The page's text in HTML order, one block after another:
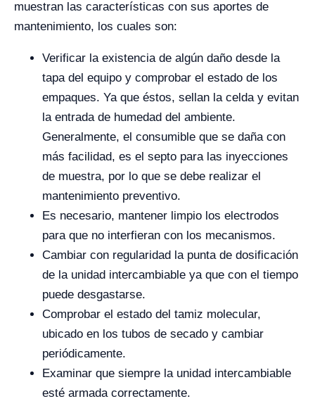
muestran las características con sus aportes de
mantenimiento, los cuales son:
Verificar la existencia de algún daño desde la
tapa del equipo y comprobar el estado de los
empaques. Ya que éstos, sellan la celda y evitan
la entrada de humedad del ambiente.
Generalmente, el consumible que se daña con
más facilidad, es el septo para las inyecciones
de muestra, por lo que se debe realizar el
mantenimiento preventivo.
Es necesario, mantener limpio los electrodos
para que no interfieran con los mecanismos.
Cambiar con regularidad la punta de dosificación
de la unidad intercambiable ya que con el tiempo
puede desgastarse.
Comprobar el estado del tamiz molecular,
ubicado en los tubos de secado y cambiar
periódicamente.
Examinar que siempre la unidad intercambiable
esté armada correctamente.